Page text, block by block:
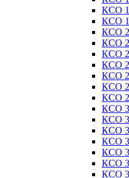
КСО
КСО
КСО
КСО
КСО
КСО
КСО
КСО
КСО
КСО
КСО
КСО
КСО
КСО
КСО
КСО